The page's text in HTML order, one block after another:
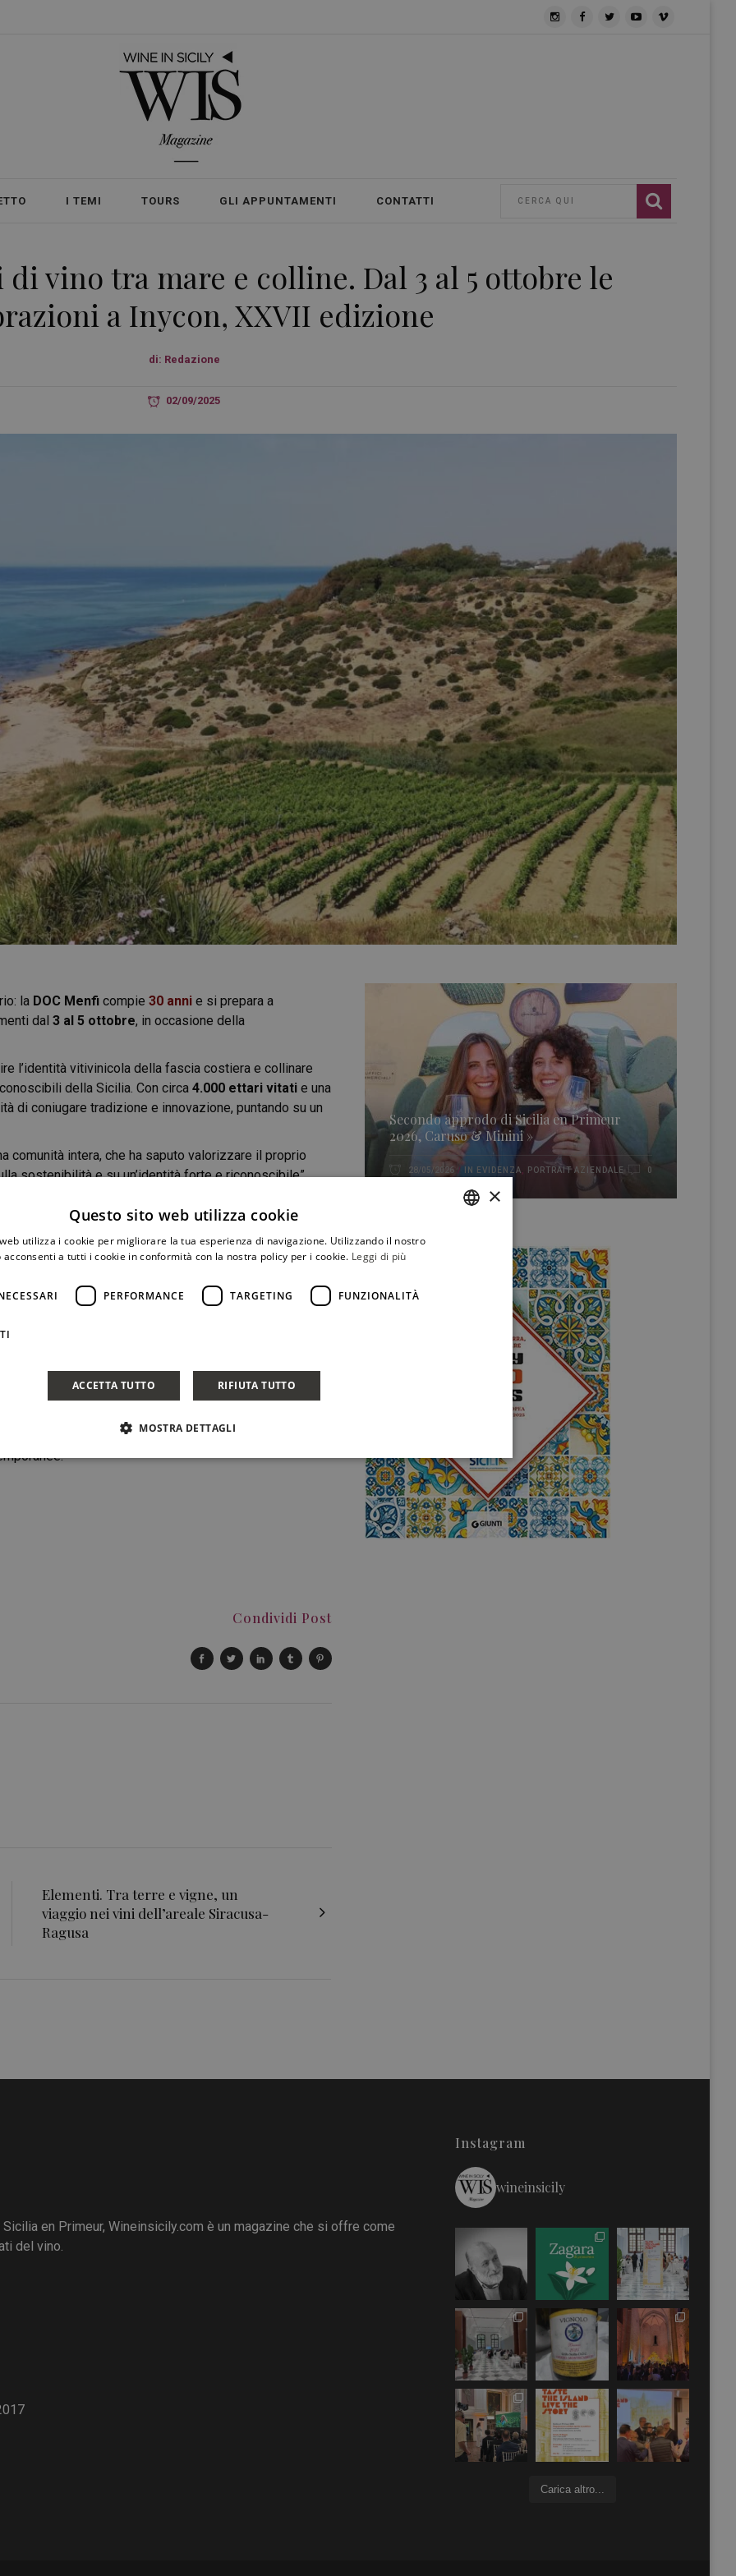
I TEMI TOURS GLI APPUNTAMENTI CONTATTI
vino tra mare e colline. Dal 3 al 5 ottobre le
a Inycon, XXVII edizione
di: Redazione
02/09/2025
la DOC Menfi compie 30 anni e si prepara a
dal 3 al 5 ottobre, in occasione della
l’identità vitivinicola della fascia costiera e collinare
della Sicilia. Con circa 4.000 ettari vitati e una
di coniugare tradizione e innovazione, puntando su un
comunità intera, che ha saputo valorizzare il proprio
sostenibilità e su un’identità forte e riconoscibile”,
denominazione, oggi al quarto posto in Sicilia per
Grillo e Inzolia , che qui trovano espressioni fresche ed
Sauvignon e Syrah
, capaci di adattarsi al clima
guidate, laboratori, incontri con i produttori e
sia anche un’occasione per confrontarci sul
una visione capace di rispondere alle nuove
anno richiama turisti, appassionati e operatori del
palcoscenico del vino, confermando il ruolo della DOC
Condividi Post
Elementi. Tra terre e vigne, un
viaggio nei vini dell’areale Siracusa-
Ragusa
Secondo approdo di Sicilia en Primeur
2026, Caruso & Minini »
28/05/2026 IN EVIDENZA PORTRAIT AZIENDALE 0
en Primeur, Wineinsicily.com è un magazine che si offre come
del vino.
Instagram
wineinsicily
Carica altro...
×
Questo sito web utilizza cookie
utilizza i cookie per migliorare la tua esperienza di navigazione. Utilizzando il nostro
acconsenti a tutti i cookie in conformità con la nostra policy per i cookie. Leggi di più
PERFORMANCE TARGETING FUNZIONALITÀ
ACCETTA TUTTO RIFIUTA TUTTO
MOSTRA DETTAGLI